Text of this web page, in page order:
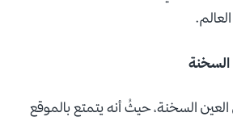
السخنة، حيثُ أنه يتمتع بالموقع